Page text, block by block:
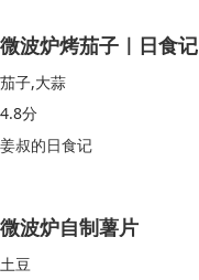
微波炉烤茄子｜日食记
茄子,大蒜
4.8分
姜叔的日食记
微波炉自制薯片
土豆